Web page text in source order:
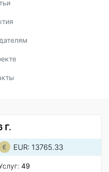
Г.
EUR: 13765.33
49